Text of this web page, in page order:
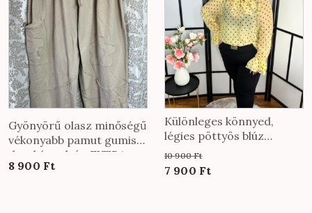
Gyönyörű olasz minőségű
vékonyabb pamut gumis
derekú nadrág EXTRA
méretben bézs színben
8 900 Ft
Különleges könnyed,
légies pöttyös blúz
nyaknál megköthető
fazonnal citrom színben
10 900Ft
Original
7 900 FtCurrent